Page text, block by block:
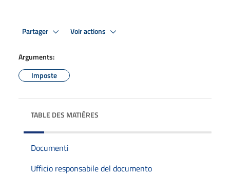
Partager Voir actions
Arguments:
Imposte
TABLE DES MATIÈRES
Documenti
Ufficio responsabile del documento